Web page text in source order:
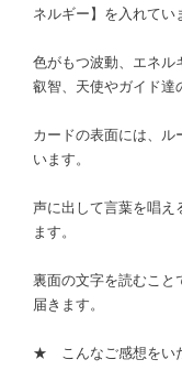
ネルギー】を入れてい
色がもつ波動、エネル
叡智、天使やガイド達
カードの表面には、ル
います。
声に出して言葉を唱え
ます。
裏面の文字を読むこと
届きます。
★ こんなご感想をい